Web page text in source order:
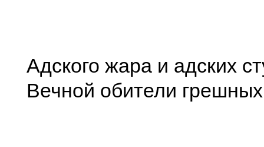
Адского жара и адских
Вечной обители